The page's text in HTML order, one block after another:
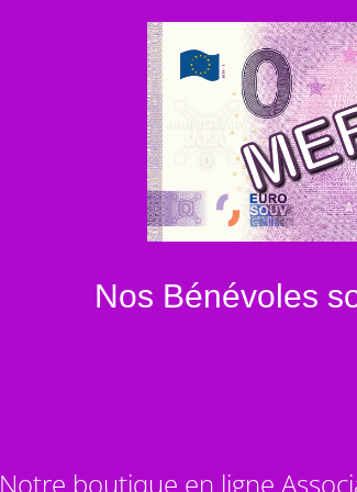
Nos Bénévoles
Notre boutique en ligne